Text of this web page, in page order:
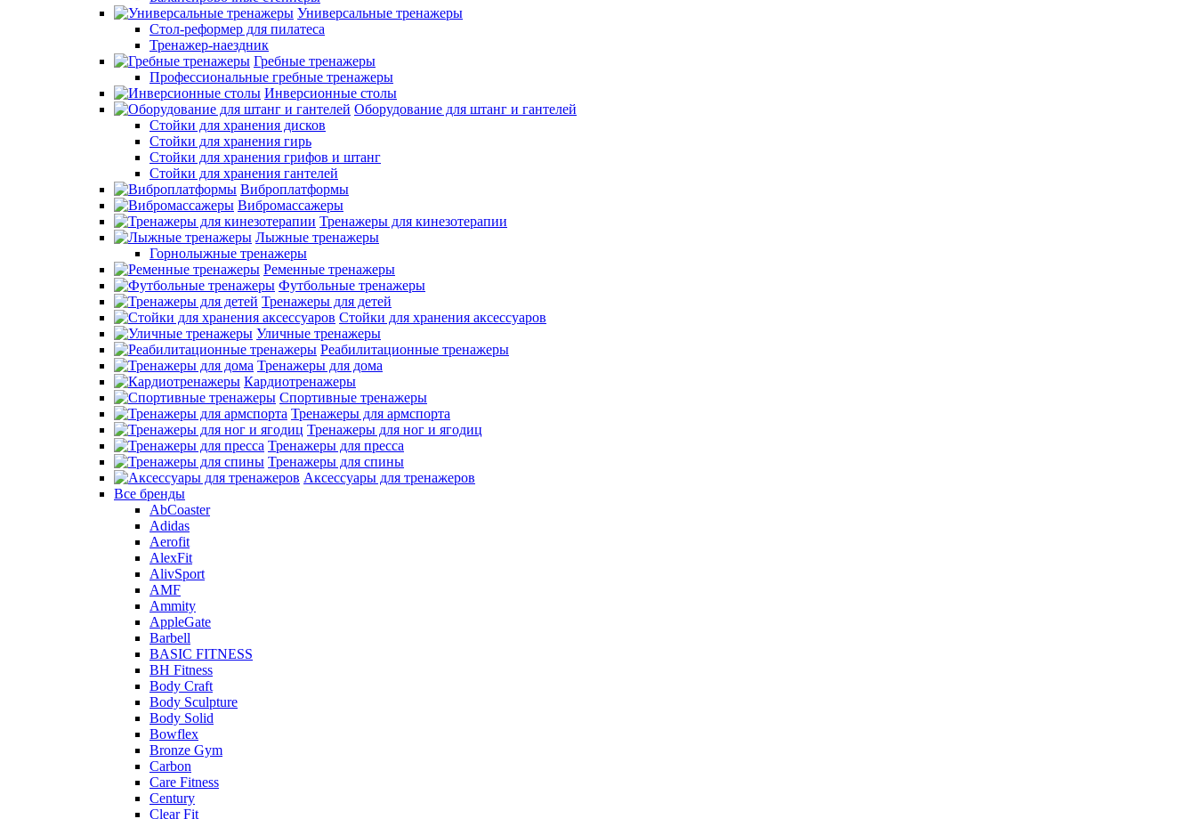
Универсальные тренажеры
Стол-реформер для пилатеса
Тренажер-наездник
Гребные тренажеры
Профессиональные гребные тренажеры
Инверсионные столы
Оборудование для штанг и гантелей
Стойки для хранения дисков
Стойки для хранения гирь
Стойки для хранения грифов и штанг
Стойки для хранения гантелей
Виброплатформы
Вибромассажеры
Тренажеры для кинезотерапии
Лыжные тренажеры
Горнолыжные тренажеры
Ременные тренажеры
Футбольные тренажеры
Тренажеры для детей
Стойки для хранения аксессуаров
Уличные тренажеры
Реабилитационные тренажеры
Тренажеры для дома
Кардиотренажеры
Спортивные тренажеры
Тренажеры для армспорта
Тренажеры для ног и ягодиц
Тренажеры для пресса
Тренажеры для спины
Аксессуары для тренажеров
Все бренды
AbCoaster
Adidas
Aerofit
AlexFit
AlivSport
AMF
Ammity
AppleGate
Barbell
BASIC FITNESS
BH Fitness
Body Craft
Body Sculpture
Body Solid
Bowflex
Bronze Gym
Carbon
Care Fitness
Century
Clear Fit